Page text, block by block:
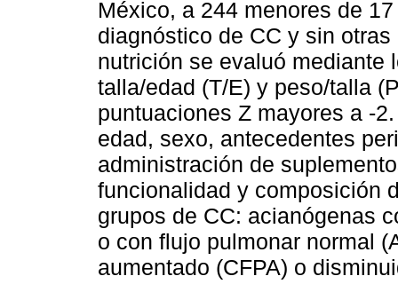
México, a 244 menores de
diagnóstico de CC y sin
nutrición se evaluó mediante
talla/edad (T/E) y peso/talla
puntuaciones Z mayores a -
edad, sexo, antecedentes
administración de
funcionalidad y composición
grupos de CC: acianógenas
o con flujo pulmonar normal
aumentado (CFPA) o